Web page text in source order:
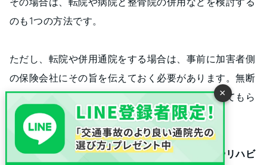
のも1つの方法です。
ただし、転院や併用通院をする場合は、事前に加害者側
の保険会社にその旨を伝えておく必要があります。無断
で転院や併用通院をしてしまうと治療費を補償してもら
えなくなる可能性があるためです。
十分に注意した上で、自分の症状に適した治療やリハビ
×